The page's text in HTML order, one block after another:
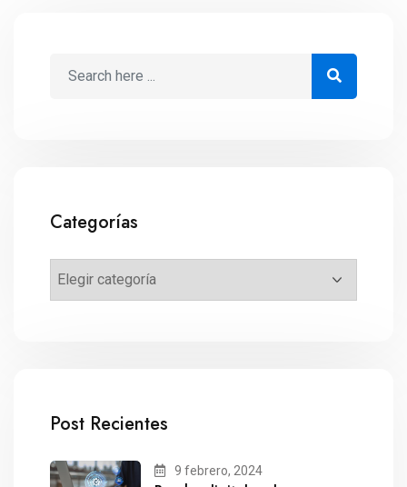
Categorías
Post Recientes
9 febrero, 2024